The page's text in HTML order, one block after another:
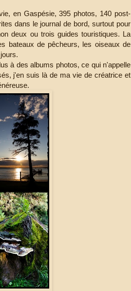
en Gaspésie, 395 photos, 140 post-
dans le journal de bord, surtout pour
deux ou trois guides touristiques. La
bateaux de pêcheurs, les oiseaux de
à des albums photos, ce qui n'appelle
j'en suis là de ma vie de créatrice et